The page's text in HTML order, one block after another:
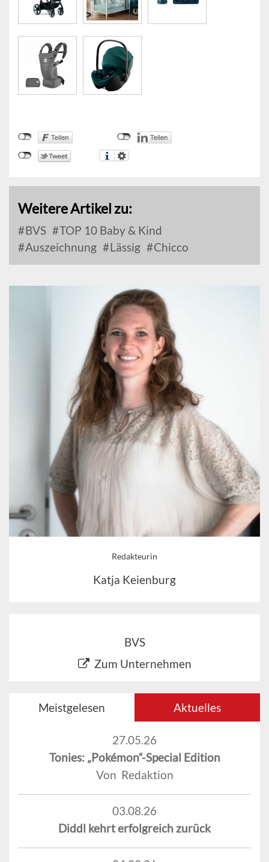
Weitere Artikel zu:
BVS
TOP 10 Baby & Kind
Auszeichnung
Lässig Chicco
Redakteurin
Katja Keienburg
BVS
Zum Unternehmen
Meistgelesen Aktuelles
27.05.26
Tonies: „Pokémon“-Special Edition
Von Redaktion
03.08.26
Diddl kehrt erfolgreich zurück